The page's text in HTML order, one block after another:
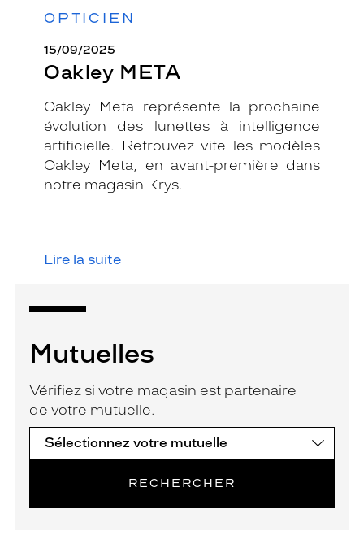
OPTICIEN
15/09/2025
Oakley META
Oakley Meta représente la prochaine
évolution des lunettes à intelligence
artificielle. Retrouvez vite les modèles
Oakley Meta, en avant-première dans
notre magasin Krys.
Lire la suite
Mutuelles
Vérifiez si votre magasin est partenaire
de votre mutuelle.
RECHERCHER